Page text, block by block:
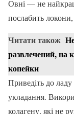
Овні — не
послабить
Читати також
развлечений, на
копейки
Приведіть до
укладання.
колагену, які не